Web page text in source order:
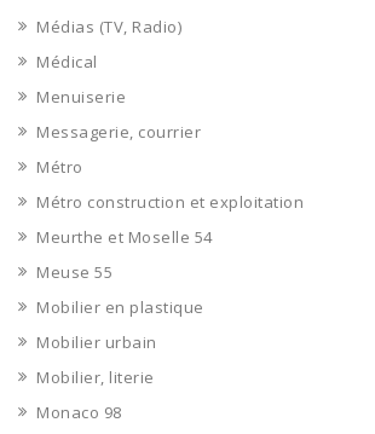
Médias (TV, Radio)
Médical
Menuiserie
Messagerie, courrier
Métro
Métro construction et exploitation
Meurthe et Moselle 54
Meuse 55
Mobilier en plastique
Mobilier urbain
Mobilier, literie
Monaco 98